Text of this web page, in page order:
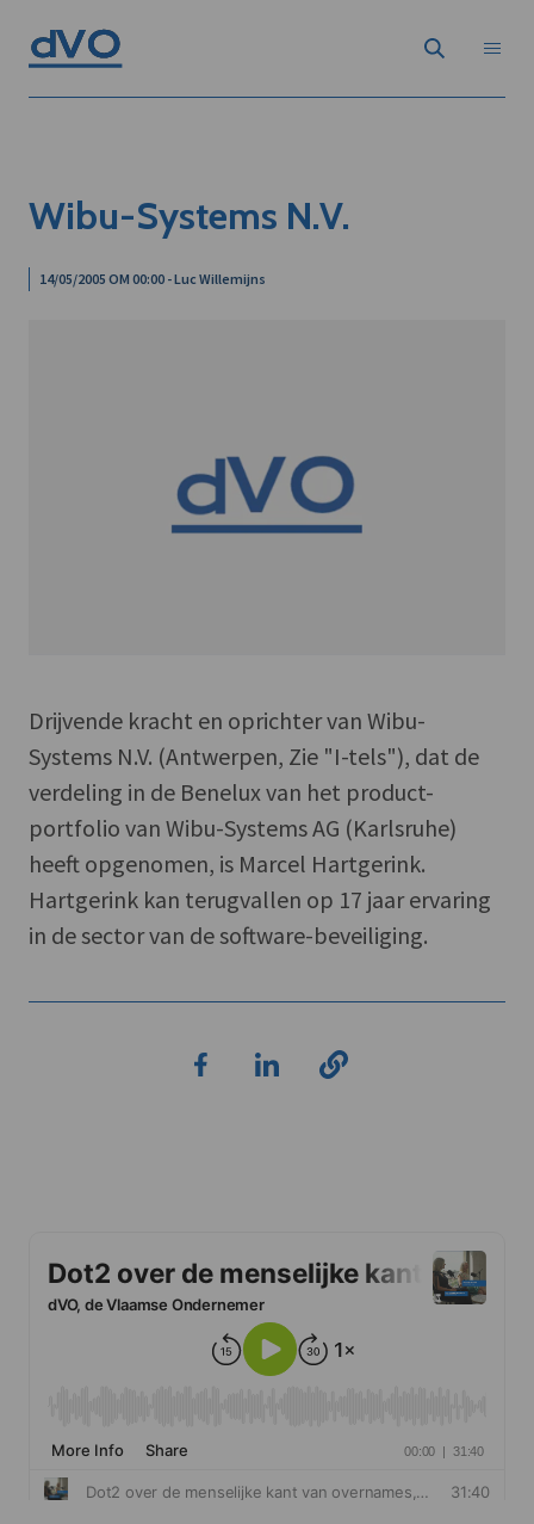
Wibu-Systems N.V.
14/05/2005 OM 00:00 - Luc Willemijns
Drijvende kracht en oprichter van Wibu-
Systems N.V. (Antwerpen, Zie "I-tels"), dat de
verdeling in de Benelux van het product-
portfolio van Wibu-Systems AG (Karlsruhe)
heeft opgenomen, is Marcel Hartgerink.
Hartgerink kan terugvallen op 17 jaar ervaring
in de sector van de software-beveiliging.